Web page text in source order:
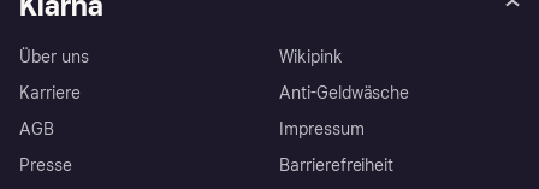
Über uns
Karriere
AGB
Presse
Wikipink
Anti-Geldwäsche
Impressum
Barrierefreiheit